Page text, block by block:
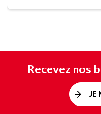
Recevez nos
JE